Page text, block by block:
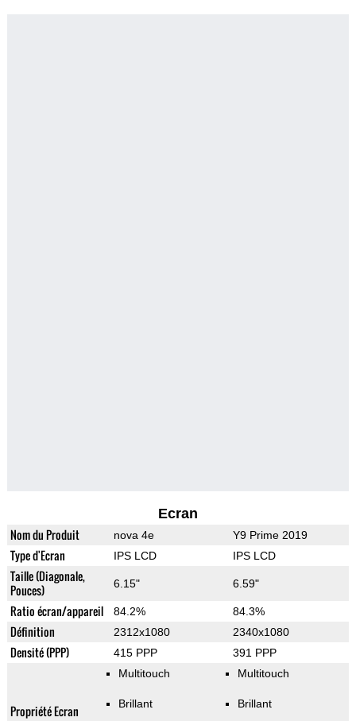
Ecran
Nom du Produit nova 4e Y9 Prime 2019
Type d'Ecran IPS LCD IPS LCD
Taille (Diagonale,
Pouces)
6.15" 6.59"
Ratio écran/appareil 84.2% 84.3%
Définition 2312x1080 2340x1080
Densité (PPP) 415 PPP 391 PPP
Propriété Ecran
Multitouch
Brillant
Multitouch
Brillant